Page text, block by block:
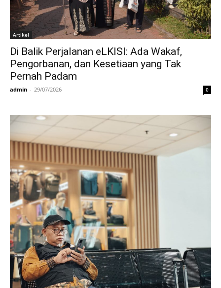
Artikel
Di Balik Perjalanan eLKISI: Ada Wakaf,
Pengorbanan, dan Kesetiaan yang Tak
Pernah Padam
admin - 29/07/2026 0